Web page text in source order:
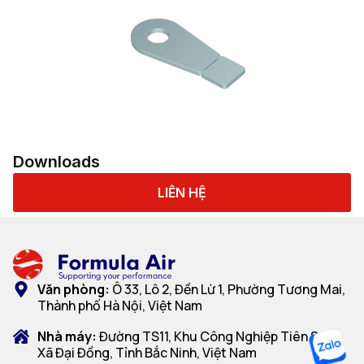
Downloads
LIÊN HỆ
Văn phòng: Ô 33, Lô 2, Đền Lừ 1, Phường Tương Mai,
Thành phố Hà Nội, Việt Nam
Nhà máy: Đường TS11, Khu Công Nghiệp Tiên Sơn,
Xã Đại Đồng, Tỉnh Bắc Ninh, Việt Nam